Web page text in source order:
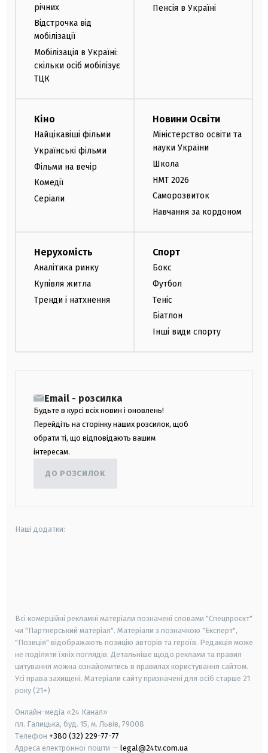
річних
Відстрочка від
мобілізації
Мобілізація в Україні:
скільки осіб мобілізує
ТЦК
Пенсія в Україні
Кіно
Найцікавіші фільми
Українські фільми
Фільми на вечір
Комедії
Серіали
Новини Освіти
Міністерство освіти та
науки України
Школа
НМТ 2026
Саморозвиток
Навчання за кордоном
Нерухомість
Аналітика ринку
Купівля житла
Тренди і натхнення
Спорт
Бокс
Футбол
Теніс
Біатлон
Інші види спорту
Email - розсилка
Будьте в курсі всіх новин і оновлень!
Перейдіть на сторінку наших розсилок, щоб
обрати ті, що відповідають вашим
інтересам.
ДО РОЗСИЛОК
Наші додатки:
Всі комерційні рекламні матеріали позначені словами "Спецпроєкт"
чи "Партнерський матеріал". Матеріали з позначкою "Експерт",
"Позиція" відображають позицію авторів та героїв. Редакція може
не поділяти їхніх поглядів. Детальніше щодо реклами та правил
цитування можна ознайомитись в правилах користування сайтом.
Усі права захищені. Матеріали сайту призначені для осіб старше 21
року (21+)
Онлайн-медіа «24 Канал»
пл. Галицька, буд. 15, м. Львів, 79008
Телефон +380 (32) 229-77-77
Адреса електронної пошти — legal@24tv.com.ua